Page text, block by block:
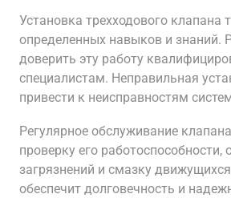
Установка трехходового клапана
определенных навыков и знаний.
доверить эту работу
специалистам. Неправильная
привести к неисправностям
Регулярное обслуживание
проверку его работоспособности,
загрязнений и смазку
обеспечит долговечность и